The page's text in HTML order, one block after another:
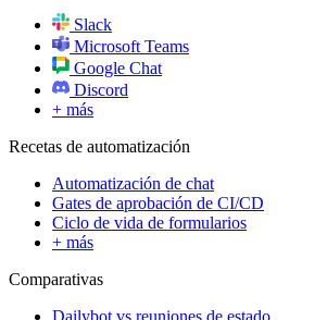
Slack
Microsoft Teams
Google Chat
Discord
+ más
Recetas de automatización
Automatización de chat
Gates de aprobación de CI/CD
Ciclo de vida de formularios
+ más
Comparativas
Dailybot vs reuniones de estado